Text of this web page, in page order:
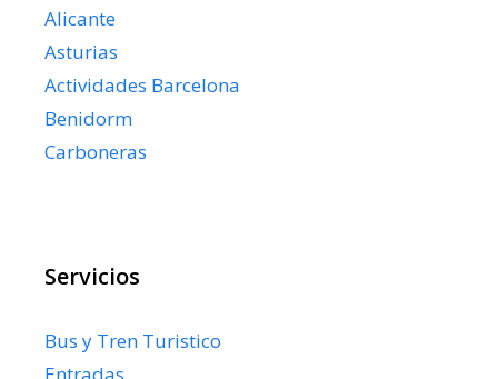
Alicante
Asturias
Actividades Barcelona
Benidorm
Carboneras
Servicios
Bus y Tren Turistico